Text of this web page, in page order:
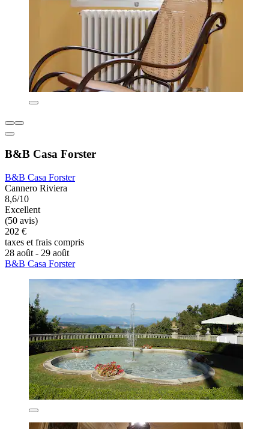
B&B Casa Forster
B&B Casa Forster
Cannero Riviera
8,6/10
Excellent
(50 avis)
202 €
taxes et frais compris
28 août - 29 août
B&B Casa Forster